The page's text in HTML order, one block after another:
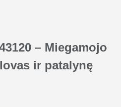
– Miegamojo
ir patalynę